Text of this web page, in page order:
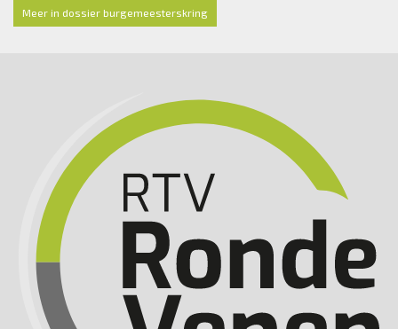
Meer in dossier burgemeesterskring